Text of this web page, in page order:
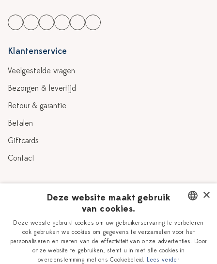
Klantenservice
Veelgestelde vragen
Bezorgen & levertijd
Retour & garantie
Betalen
Giftcards
Contact
Verhaal
Onze plateelschilders
Delfts Blauw
Workshops
Vacatures
DUTCH
ENGLISH
×
Deze website maakt gebruik
van cookies.
Deze website gebruikt cookies om uw gebruikerservaring te verbeteren
ook gebruiken we cookies om gegevens te verzamelen voor het
personaliseren en meten van de effectiviteit van onze advertenties. Door
onze website te gebruiken, stemt u in met alle cookies in
overeenstemming met ons Cookiebeleid. Lees verder